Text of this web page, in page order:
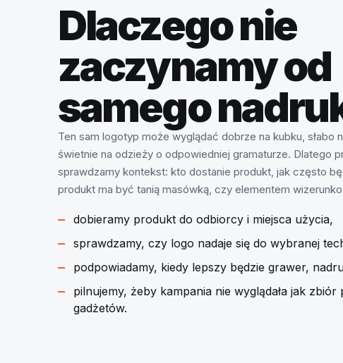
Dlaczego nie
zaczynamy od
samego
Ten sam logotyp może wyglądać dobrze na kubku, słabo
świetnie na odzieży o odpowiedniej gramaturze. Dlatego
sprawdzamy kontekst: kto dostanie produkt, jak często
produkt ma być tanią masówką, czy elementem
dobieramy produkt do odbiorcy i miejsca użycia,
sprawdzamy, czy logo nadaje się do wybranej
podpowiadamy, kiedy lepszy będzie grawer,
pilnujemy, żeby kampania nie wyglądała jak
gadżetów.